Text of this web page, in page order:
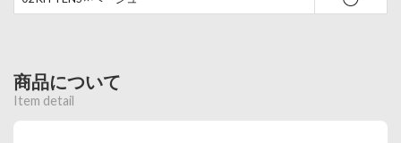
商品について
Item detail